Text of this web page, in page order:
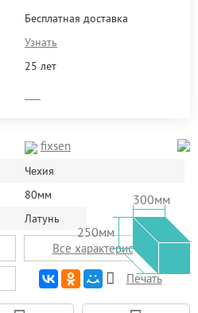
Бесплатная доставка
Узнать
25 лет
fixsen
Чехия
80мм
Латунь
250мм
300мм
Все характеристики
Печать